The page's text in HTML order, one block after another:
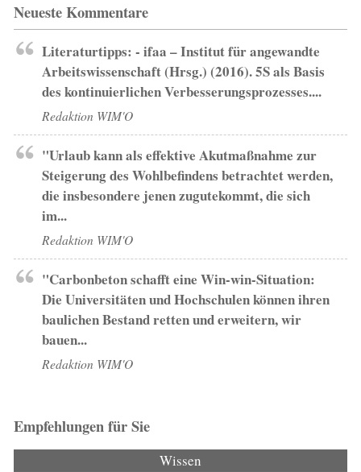
Neueste Kommentare
Literaturtipps: - ifaa – Institut für angewandte
Arbeitswissenschaft (Hrsg.) (2016). 5S als Basis
des kontinuierlichen Verbesserungsprozesses....
Redaktion WIM'O
"Urlaub kann als effektive Akutmaßnahme zur
Steigerung des Wohlbefindens betrachtet werden,
die insbesondere jenen zugutekommt, die sich
im...
Redaktion WIM'O
"Carbonbeton schafft eine Win-win-Situation:
Die Universitäten und Hochschulen können ihren
baulichen Bestand retten und erweitern, wir
bauen...
Redaktion WIM'O
Empfehlungen für Sie
Wissen